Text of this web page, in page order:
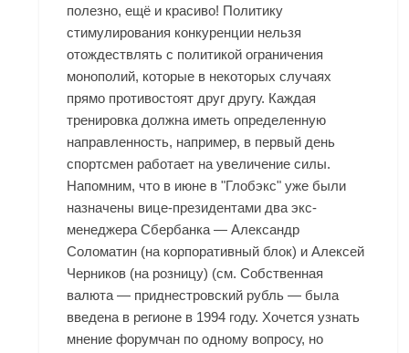
полезно, ещё и красиво! Политику
стимулирования конкуренции нельзя
отождествлять с политикой ограничения
монополий, которые в некоторых случаях
прямо противостоят друг другу. Каждая
тренировка должна иметь определенную
направленность, например, в первый день
спортсмен работает на увеличение силы.
Напомним, что в июне в "Глобэкс" уже были
назначены вице-президентами два экс-
менеджера Сбербанка — Александр
Соломатин (на корпоративный блок) и Алексей
Черников (на розницу) (см. Собственная
валюта — приднестровский рубль — была
введена в регионе в 1994 году. Хочется узнать
мнение форумчан по одному вопросу, но